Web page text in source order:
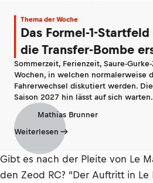
Thema der Woche
Das Formel-1-
die Transfer-Bombe
Sommerzeit, Ferienzeit, Saure-
Wochen, in welchen normalerweise
Fahrerwechsel diskutiert werden.
Saison 2027 hin lässt auf sich warten.
Mathias Brunner
Weiterlesen
Gibt es nach der Pleite von Le
den Zeod RC? "Der Auftritt in Le